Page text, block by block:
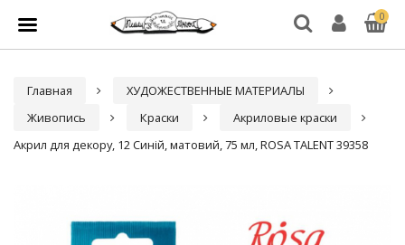
0
Главная
ХУДОЖЕСТВЕННЫЕ МАТЕРИАЛЫ
Живопись
Краски
Акриловые краски
Акрил для декору, 12 Синій, матовий, 75 мл, ROSA TALENT 39358